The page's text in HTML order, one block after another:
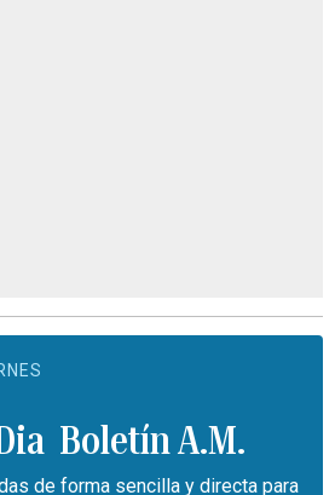
Boletín A.M.
de forma sencilla y directa para